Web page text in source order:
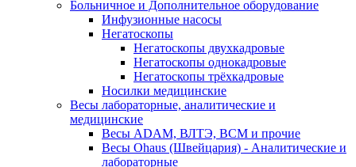
Больничное и Дополнительное оборудование
Инфузионные насосы
Негатоскопы
Негатоскопы двухкадровые
Негатоскопы однокадровые
Негатоскопы трёхкадровые
Носилки медицинские
Весы лабораторные, аналитические и
медицинские
Весы ADAM, ВЛТЭ, BCM и прочие
Весы Ohaus (Швейцария) - Аналитические и
лабораторные